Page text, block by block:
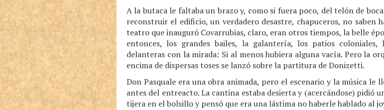
A la butaca le faltaba un brazo y, como si fuera poco, del telón de
reconstruir el edificio, un verdadero desastre, chapuceros, no saben
teatro que inauguró Covarrubias, claro, eran otros tiempos, la belle
entonces, los grandes bailes, la galantería, los patios coloniales,
delanteras con la mirada: Si al menos hubiera alguna vacía. Pero la
encima de dispersas toses se lanzó sobre la partitura de Donizetti.
Don Pasquale era una obra animada, pero el escenario y la música le
antes del entreacto. La cantina estaba desierta y (acercándose) pidió
tijera en el bolsillo y pensó que era una lástima no haberle hablado al